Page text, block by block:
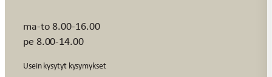
ma-to 8.00-16.00
pe 8.00-14.00
Usein kysytyt kysymykset